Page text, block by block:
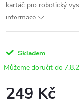
kartáč pro robotický
informace
Skladem
249 Kč